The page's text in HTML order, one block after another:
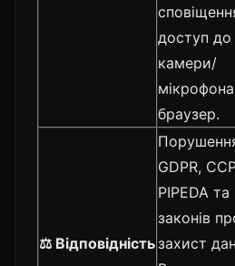
доступ до
камери/
браузер.
⚖️ Відповідність
GDPR,
PIPEDA та
законів
захист